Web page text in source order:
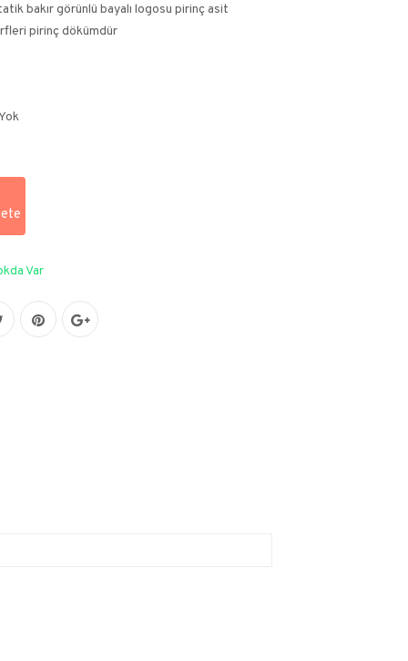
bakır görünlü bayalı logosu pirinç asit
pirinç dökümdür
Var